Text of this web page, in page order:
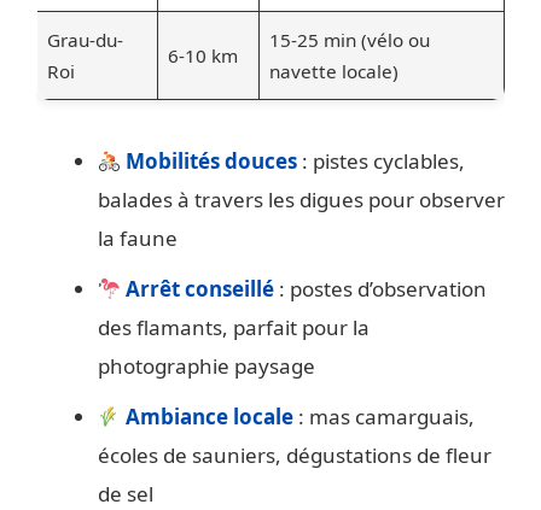
Grau-du-
Roi
6-10 km
15-25 min (vélo ou
navette locale)
Mobilités douces : pistes cyclables,
balades à travers les digues pour observer
la faune
Arrêt conseillé : postes d’observation
des flamants, parfait pour la
photographie paysage
Ambiance locale : mas camarguais,
écoles de sauniers, dégustations de fleur
de sel